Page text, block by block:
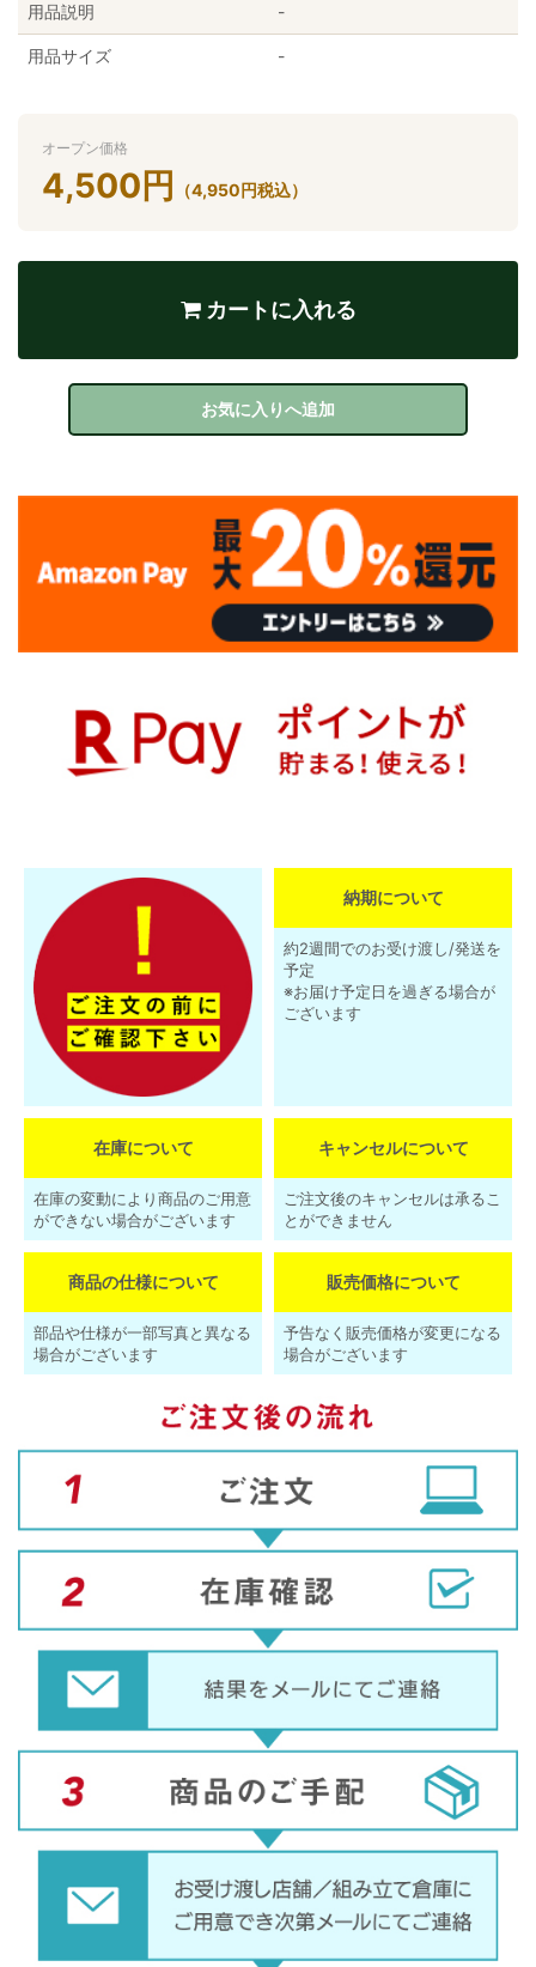
用品説明 -
用品サイズ -
オープン価格
4,500 円 （4,950円税込）
カートに入れる
お気に入りへ追加
納期について
約2週間でのお受け渡し/発送を
予定
※お届け予定日を過ぎる場合が
ございます
在庫について
在庫の変動により商品のご用意
ができない場合がございます
キャンセルについて
ご注文後のキャンセルは承るこ
とができません
商品の仕様について
部品や仕様が一部写真と異なる
場合がございます
販売価格について
予告なく販売価格が変更になる
場合がございます